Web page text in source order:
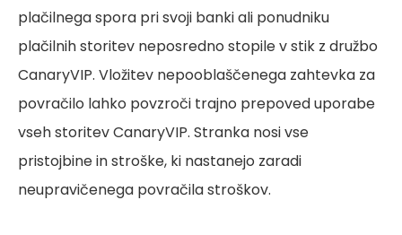
plačilnega spora pri svoji banki ali ponudniku
plačilnih storitev neposredno stopile v stik z družbo
CanaryVIP. Vložitev nepooblaščenega zahtevka za
povračilo lahko povzroči trajno prepoved uporabe
vseh storitev CanaryVIP. Stranka nosi vse
pristojbine in stroške, ki nastanejo zaradi
neupravičenega povračila stroškov.